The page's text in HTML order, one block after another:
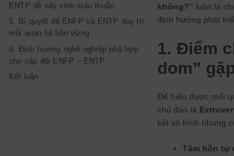
ENTP dễ nảy sinh mâu thuẫn
5. Bí quyết để ENFP và ENTP duy trì
mối quan hệ bền vững
6. Định hướng nghề nghiệp phù hợp
cho cặp đôi ENFP – ENTP
Kết luận
không?” luôn là
định hướng phát
1. Điểm
dom”
Để hiểu được mối
chủ đạo là
kết vô hình nhưng
Tâm hồn tự